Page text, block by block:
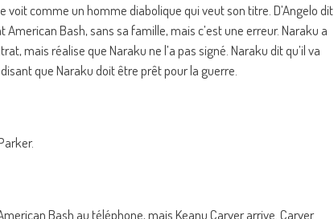
voit comme un homme diabolique qui veut son titre. D’Angelo dit
Bash, sans sa famille, mais c’est une erreur. Naraku a
mais réalise que Naraku ne l’a pas signé. Naraku dit qu’il va
que Naraku doit être prêt pour la guerre.
Bash au téléphone, mais Keanu Carver arrive. Carver